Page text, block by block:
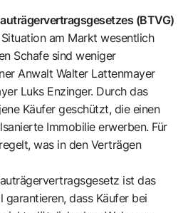
(BTVG)
am Markt wesentlich
Schafe sind weniger
Anwalt Walter Lattenmayer
Luks Enzinger. Durch das
Käufer geschützt, die einen
Immobilie erwerben. Für
was in den Verträgen
ist das
garantieren, dass Käufer bei